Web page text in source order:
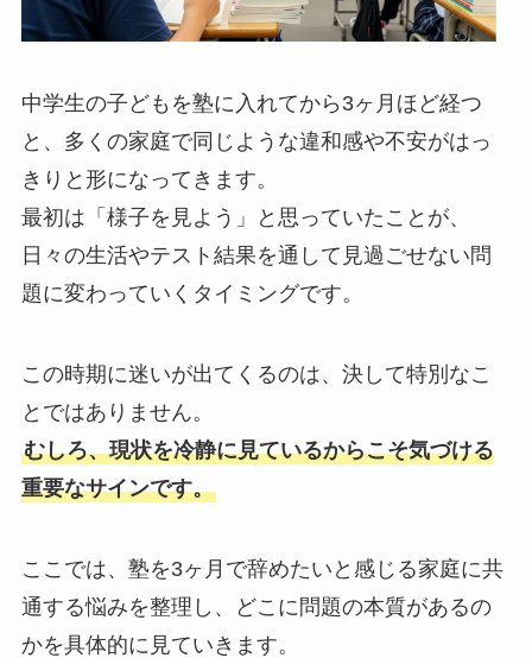
中学生の子どもを塾に入れてから3ヶ月ほど経つ
と、多くの家庭で同じような違和感や不安がはっ
きりと形になってきます。
最初は「様子を見よう」と思っていたことが、
日々の生活やテスト結果を通して見過ごせない問
題に変わっていくタイミングです。
この時期に迷いが出てくるのは、決して特別なこ
とではありません。
むしろ、現状を冷静に見ているからこそ気づける
重要なサインです。
ここでは、塾を3ヶ月で辞めたいと感じる家庭に共
通する悩みを整理し、どこに問題の本質があるの
かを具体的に見ていきます。